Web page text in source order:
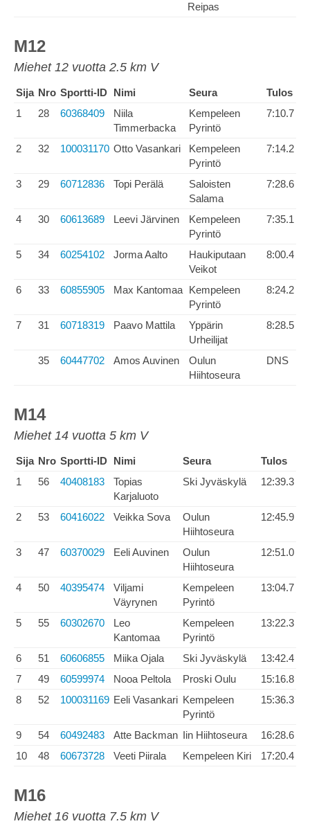
Reipas
M12
Miehet 12 vuotta 2.5 km V
Sija Nro Sportti-ID Nimi Seura
Tulos
1
28 60368409
Niila
Timmerbacka
Kempeleen
Pyrintö
7:10.7
2 32 100031170 Otto Vasankari
Kempeleen
Pyrintö
7:14.2
3 29 60712836 Topi Perälä
Saloisten
Salama
7:28.6
4 30 60613689 Leevi Järvinen
Kempeleen
Pyrintö
7:35.1
5 34 60254102 Jorma Aalto
Haukiputaan
Veikot
8:00.4
6 33 60855905 Max Kantomaa Kempeleen
Pyrintö
8:24.2
7 31 60718319 Paavo Mattila
Yppärin
Urheilijat
8:28.5
35 60447702 Amos Auvinen
Oulun
Hiihtoseura
DNS
M14
Miehet 14 vuotta 5 km V
Sija Nro Sportti-ID Nimi Seura
Tulos
1
56 40408183
Topias
Karjaluoto
Ski Jyväskylä 12:39.3
2 53 60416022 Veikka Sova
Oulun
Hiihtoseura
12:45.9
3 47 60370029 Eeli Auvinen
Oulun
Hiihtoseura
12:51.0
4 50 40395474
Viljami
Väyrynen
Kempeleen
Pyrintö
13:04.7
5 55 60302670
Leo
Kantomaa
Kempeleen
Pyrintö
13:22.3
6 51 60606855 Miika Ojala Ski Jyväskylä
13:42.4
7
49 60599974 Nooa Peltola Proski Oulu
15:16.8
8
52 100031169 Eeli Vasankari Kempeleen
Pyrintö
15:36.3
9 54 60492483 Atte Backman Iin Hiihtoseura
16:28.6
10
48 60673728 Veeti Piirala Kempeleen Kiri 17:20.4
M16
Miehet 16 vuotta 7.5 km V